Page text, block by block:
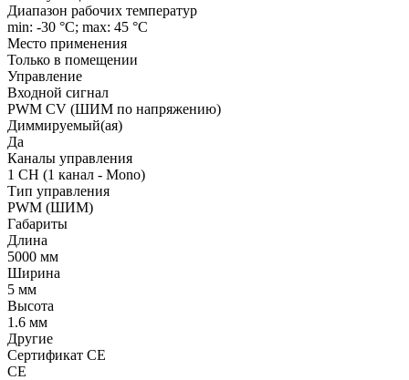
Диапазон рабочих температур
min: -30 °C; max: 45 °C
Место применения
Только в помещении
Управление
Входной сигнал
PWM СV (ШИМ по напряжению)
Диммируемый(ая)
Да
Каналы управления
1 CH (1 канал - Mono)
Тип управления
PWM (ШИМ)
Габариты
Длина
5000 мм
Ширина
5 мм
Высота
1.6 мм
Другие
Сертификат CE
CE